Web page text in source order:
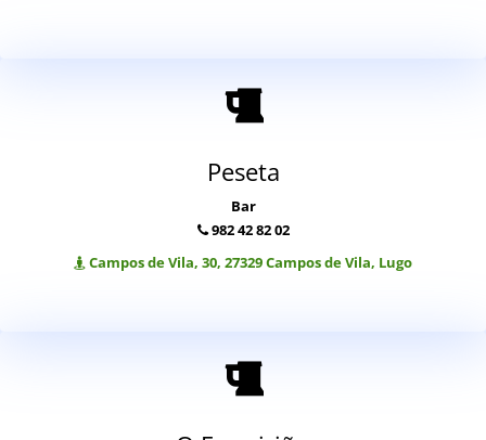
Peseta
Bar
982 42 82 02
Campos de Vila, 30, 27329 Campos de Vila, Lugo